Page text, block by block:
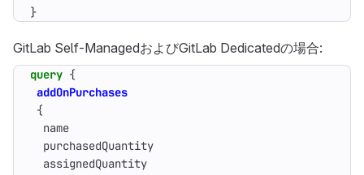
}
GitLab Self-ManagedおよびGitLab Dedicatedの場合:
query {
addOnPurchases
{
name
purchasedQuantity
assignedQuantity